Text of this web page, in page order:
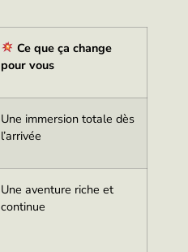
Ce que ça change
pour vous
Une immersion totale dès
l’arrivée
Une aventure riche et
continue